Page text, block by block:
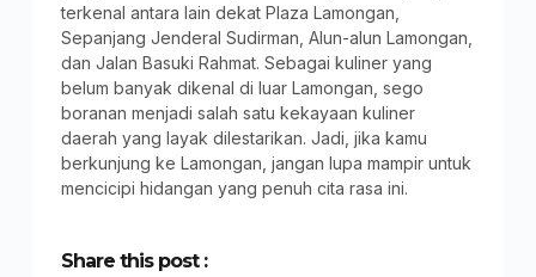
terkenal antara lain dekat Plaza Lamongan,
Sepanjang Jenderal Sudirman, Alun-alun Lamongan,
dan Jalan Basuki Rahmat. Sebagai kuliner yang
belum banyak dikenal di luar Lamongan, sego
boranan menjadi salah satu kekayaan kuliner
daerah yang layak dilestarikan. Jadi, jika kamu
berkunjung ke Lamongan, jangan lupa mampir untuk
mencicipi hidangan yang penuh cita rasa ini.
Share this post :